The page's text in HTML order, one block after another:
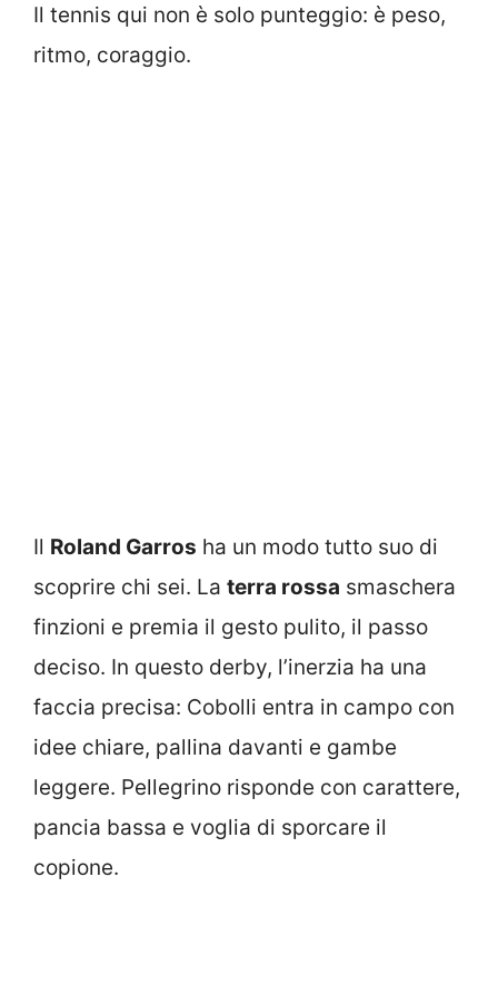
Il tennis qui non è solo punteggio: è peso,
ritmo, coraggio.
Il Roland Garros ha un modo tutto suo di
scoprire chi sei. La terra rossa smaschera
finzioni e premia il gesto pulito, il passo
deciso. In questo derby, l’inerzia ha una
faccia precisa: Cobolli entra in campo con
idee chiare, pallina davanti e gambe
leggere. Pellegrino risponde con carattere,
pancia bassa e voglia di sporcare il
copione.